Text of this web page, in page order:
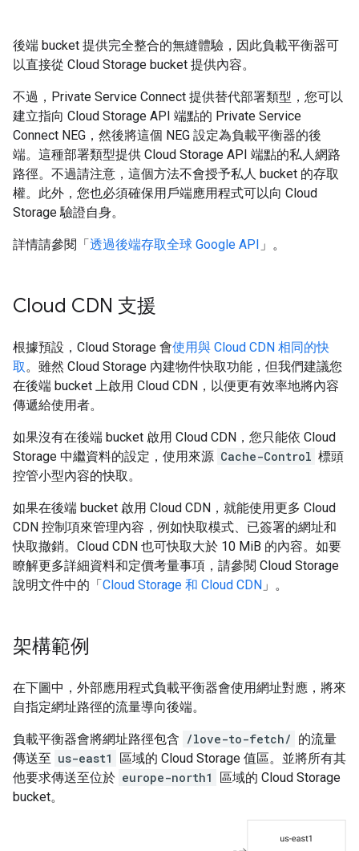
後端 bucket 提供完全整合的無縫體驗，因此負載平衡器可
以直接從 Cloud Storage bucket 提供內容。
不過，Private Service Connect 提供替代部署類型，您可以
建立指向 Cloud Storage API 端點的 Private Service
Connect NEG，然後將這個 NEG 設定為負載平衡器的後
端。這種部署類型提供 Cloud Storage API 端點的私人網路
路徑。不過請注意，這個方法不會授予私人 bucket 的存取
權。此外，您也必須確保用戶端應用程式可以向 Cloud
Storage 驗證自身。
詳情請參閱「透過後端存取全球 Google API 」。
Cloud CDN 支援
根據預設，Cloud Storage 會使用與 Cloud CDN 相同的快
取。雖然 Cloud Storage 內建物件快取功能，但我們建議您
在後端 bucket 上啟用 Cloud CDN，以便更有效率地將內容
傳遞給使用者。
如果沒有在後端 bucket 啟用 Cloud CDN，您只能依 Cloud
Storage 中繼資料的設定，使用來源 Cache-Control 標頭
控管小型內容的快取。
如果在後端 bucket 啟用 Cloud CDN，就能使用更多 Cloud
CDN 控制項來管理內容，例如快取模式、已簽署的網址和
快取撤銷。Cloud CDN 也可快取大於 10 MiB 的內容。如要
瞭解更多詳細資料和定價考量事項，請參閱 Cloud Storage
說明文件中的「Cloud Storage 和 Cloud CDN 」。
架構範例
在下圖中，外部應用程式負載平衡器會使用網址對應，將來
自指定網址路徑的流量導向後端。
負載平衡器會將網址路徑包含 /love-to-fetch/ 的流量
傳送至 us-east1
區域的 Cloud Storage 值區。並將所有其
他要求傳送至位於 europe-north1
區域的 Cloud Storage
bucket。